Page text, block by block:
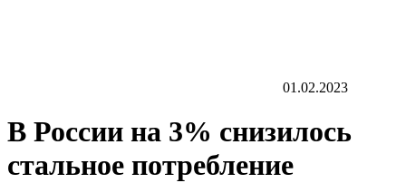
01.02.2023
В России на 3% снизилось
стальное потребление